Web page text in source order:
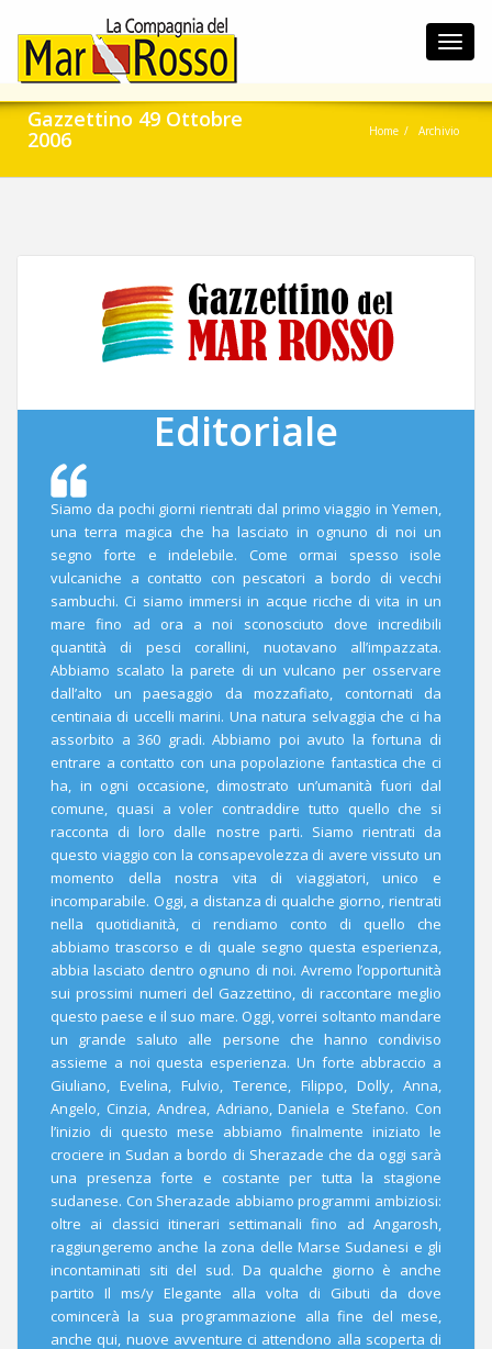
Gazzettino 49 Ottobre
2006 Home Archivio
Editoriale
Siamo da pochi giorni rientrati dal primo viaggio in Yemen,
una terra magica che ha lasciato in ognuno di noi un
segno forte e indelebile. Come ormai spesso isole
vulcaniche a contatto con pescatori a bordo di vecchi
sambuchi. Ci siamo immersi in acque ricche di vita in un
mare fino ad ora a noi sconosciuto dove incredibili
quantità di pesci corallini, nuotavano all’impazzata.
Abbiamo scalato la parete di un vulcano per osservare
dall’alto un paesaggio da mozzafiato, contornati da
centinaia di uccelli marini. Una natura selvaggia che ci ha
assorbito a 360 gradi. Abbiamo poi avuto la fortuna di
entrare a contatto con una popolazione fantastica che ci
ha, in ogni occasione, dimostrato un’umanità fuori dal
comune, quasi a voler contraddire tutto quello che si
racconta di loro dalle nostre parti. Siamo rientrati da
questo viaggio con la consapevolezza di avere vissuto un
momento della nostra vita di viaggiatori, unico e
incomparabile. Oggi, a distanza di qualche giorno, rientrati
nella quotidianità, ci rendiamo conto di quello che
abbiamo trascorso e di quale segno questa esperienza,
abbia lasciato dentro ognuno di noi. Avremo l’opportunità
sui prossimi numeri del Gazzettino, di raccontare meglio
questo paese e il suo mare. Oggi, vorrei soltanto mandare
un grande saluto alle persone che hanno condiviso
assieme a noi questa esperienza. Un forte abbraccio a
Giuliano, Evelina, Fulvio, Terence, Filippo, Dolly, Anna,
Angelo, Cinzia, Andrea, Adriano, Daniela e Stefano. Con
l’inizio di questo mese abbiamo finalmente iniziato le
crociere in Sudan a bordo di Sherazade che da oggi sarà
una presenza forte e costante per tutta la stagione
sudanese. Con Sherazade abbiamo programmi ambiziosi:
oltre ai classici itinerari settimanali fino ad Angarosh,
raggiungeremo anche la zona delle Marse Sudanesi e gli
incontaminati siti del sud. Da qualche giorno è anche
partito Il ms/y Elegante alla volta di Gibuti da dove
comincerà la sua programmazione alla fine del mese,
anche qui, nuove avventure ci attendono alla scoperta di